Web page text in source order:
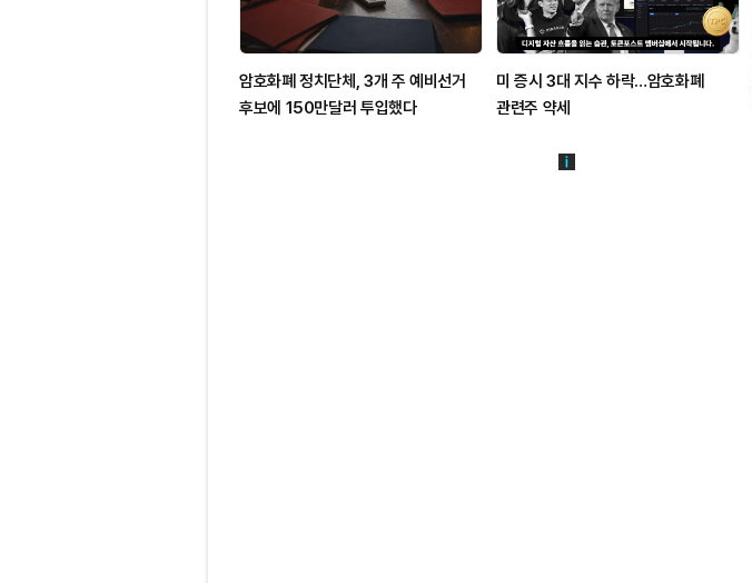
암호화폐 정치단체, 3개 주 예비선거
후보에 150만달러 투입했다
미 증시 3대 지수 하락…암호화폐
관련주 약세